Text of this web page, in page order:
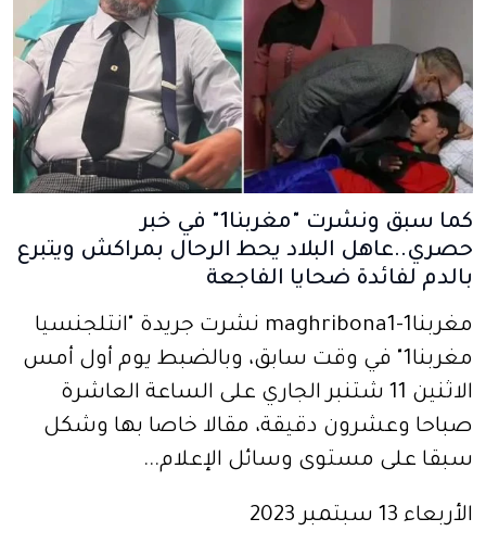
كما سبق ونشرت "مغربنا1" في خبر
حصري..عاهل البلاد يحط الرحال بمراكش ويتبرع
بالدم لفائدة ضحايا الفاجعة
مغربنا1-maghribona1 نشرت جريدة "انتلجنسيا
مغربنا1" في وقت سابق، وبالضبط يوم أول أمس
الاثنين 11 شتنبر الجاري على الساعة العاشرة
صباحا وعشرون دقيقة، مقالا خاصا بها وشكل
سبقا على مستوى وسائل الإعلام...
الأربعاء 13 سبتمبر 2023